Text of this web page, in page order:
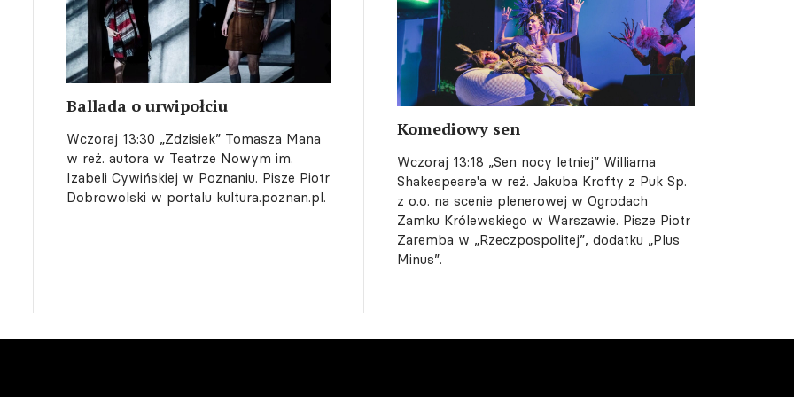
Ballada o urwipołciu
Wczoraj 13:30 „Zdzisiek” Tomasza Mana
w reż. autora w Teatrze Nowym im.
Izabeli Cywińskiej w Poznaniu. Pisze Piotr
Dobrowolski w portalu kultura.poznan.pl.
Komediowy sen
Wczoraj 13:18 „Sen nocy letniej” Williama
Shakespeare'a w reż. Jakuba Krofty z Puk Sp.
z o.o. na scenie plenerowej w Ogrodach
Zamku Królewskiego w Warszawie. Pisze Piotr
Zaremba w „Rzeczpospolitej”, dodatku „Plus
Minus”.